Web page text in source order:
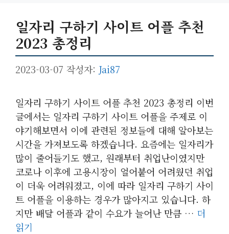
일자리 구하기 사이트 어플 추천
2023 총정리
2023-03-07 작성자: Jai87
일자리 구하기 사이트 어플 추천 2023 총정리 이번
글에서는 일자리 구하기 사이트 어플을 주제로 이
야기해보면서 이에 관련된 정보들에 대해 알아보는
시간을 가져보도록 하겠습니다. 요즘에는 일자리가
많이 줄어들기도 했고, 원래부터 취업난이였지만
코로나 이후에 고용시장이 얼어붙어 어려웠던 취업
이 더욱 어려워졌고, 이에 따라 일자리 구하기 사이
트 어플을 이용하는 경우가 많아지고 있습니다. 하
지만 배달 어플과 같이 수요가 늘어난 만큼 … 더
읽기